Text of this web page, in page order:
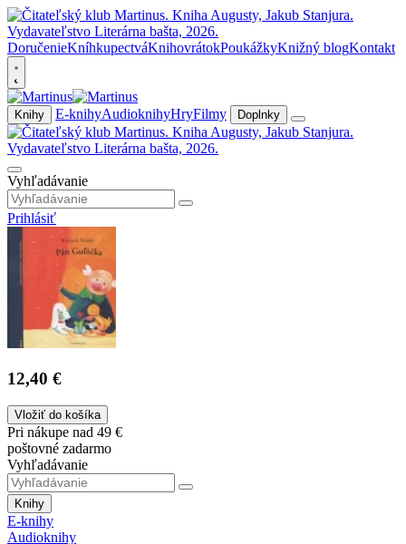
DoručenieKníhkupectváKnihovrátokPoukážkyKnižný blogKontakt
Knihy E-knihyAudioknihyHryFilmy Doplnky
Vyhľadávanie
Prihlásiť
12,40 €
Vložiť do košíka
Pri nákupe nad 49 €
poštovné zadarmo
Vyhľadávanie
Knihy
E-knihy
Audioknihy